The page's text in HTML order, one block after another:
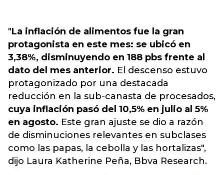
"La inflación de alimentos fue la gran
protagonista en este mes: se ubicó en
3,38%, disminuyendo en 188 pbs frente al
dato del mes anterior. El descenso estuvo
protagonizado por una destacada
reducción en la sub-canasta de procesados,
cuya inflación pasó del 10,5% en julio al 5%
en agosto. Este gran ajuste se dio a razón
de disminuciones relevantes en subclases
como las papas, la cebolla y las hortalizas",
dijo Laura Katherine Peña, Bbva Research.